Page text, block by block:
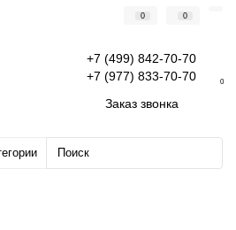
0 0
+7 (499) 842-70-70
+7 (977) 833-70-70
Заказ звонка
0